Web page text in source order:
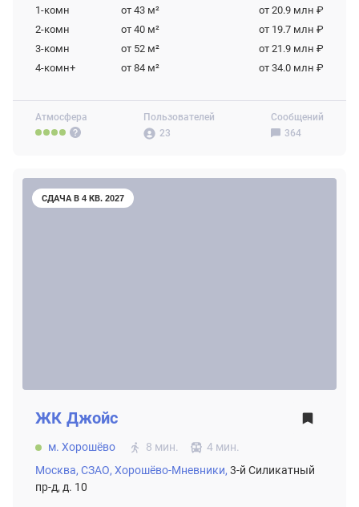
Атмосфера
Пользователей
23
Сообщений
364
1-комн
от 43 м²
от 20.9 млн ₽
2-комн
от 40 м²
от 19.7 млн ₽
3-комн
от 52 м²
от 21.9 млн ₽
4-комн+
от 84 м² от 34.0 млн ₽
СДАЧА В 4 КВ. 2027
ЖК Джойс
м. Хорошёво 8 мин.
4 мин.
Москва, СЗАО, Хорошёво-Мневники, 3-й Силикатный
пр-д, д. 10